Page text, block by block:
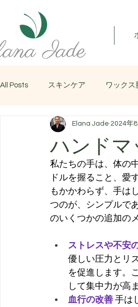
All Posts スキンケア ワックス
マッサージ
ハンドマ
Elana Jade 2024年
私たちの手は、体の
ドルを握ること、愛
もかかわらず、手は
つのが、シンプルで
のいくつかの追加の
ストレスや不安
優しい圧力とリ
を促進します。
して集中力が高
血行の改善 手は